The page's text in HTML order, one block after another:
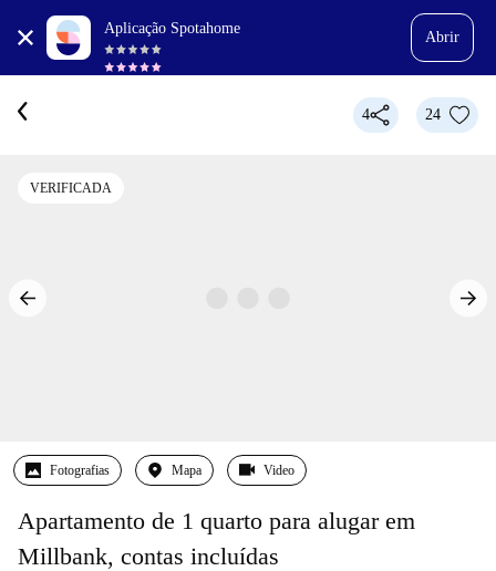
Aplicação Spotahome
Abrir
4 24
VERIFICADA
Fotografias Mapa Video
Apartamento de 1 quarto para alugar em
Millbank, contas incluídas